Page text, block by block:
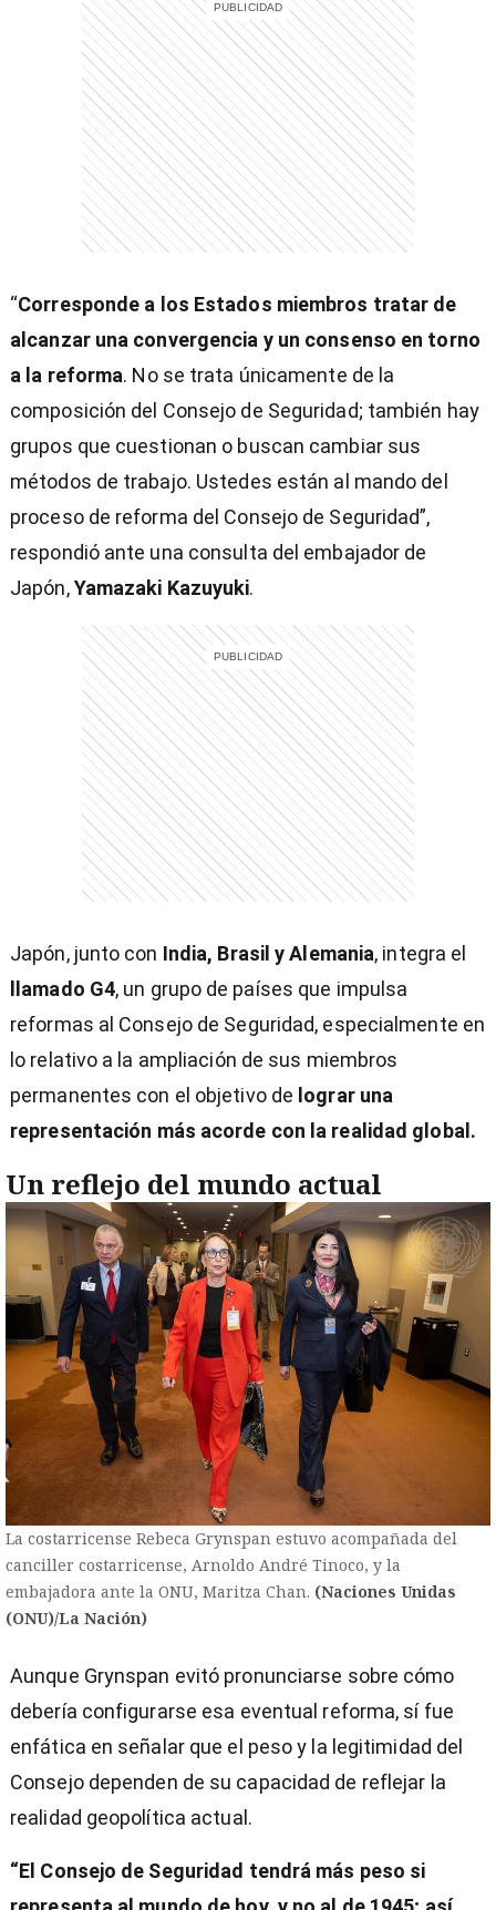
“Corresponde a los Estados miembros tratar de
alcanzar una convergencia y un consenso en torno
a la reforma. No se trata únicamente de la
composición del Consejo de Seguridad; también hay
grupos que cuestionan o buscan cambiar sus
métodos de trabajo. Ustedes están al mando del
proceso de reforma del Consejo de Seguridad”,
respondió ante una consulta del embajador de
Japón,Yamazaki Kazuyuki.
Japón, junto con India, Brasil y Alemania, integra el
llamado G4, un grupo de países que impulsa
reformas al Consejo de Seguridad, especialmente en
lo relativo a la ampliación de sus miembros
permanentes con el objetivo de lograr una
representación más acorde con la realidad global.
Un reflejo del mundo actual
La costarricense Rebeca Grynspan estuvo acompañada del
canciller costarricense, Arnoldo André Tinoco, y la
embajadora ante la ONU, Maritza Chan. (Naciones Unidas
(ONU)/La Nación)
Aunque Grynspan evitó pronunciarse sobre cómo
debería configurarse esa eventual reforma, sí fue
enfática en señalar que el peso y la legitimidad del
Consejo dependen de su capacidad de reflejar la
realidad geopolítica actual.
“El Consejo de Seguridad tendrá más peso si